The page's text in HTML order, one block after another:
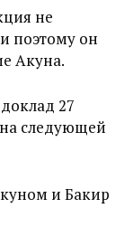
не
поэтому он
Акуна.
27
следующей
и Бакир